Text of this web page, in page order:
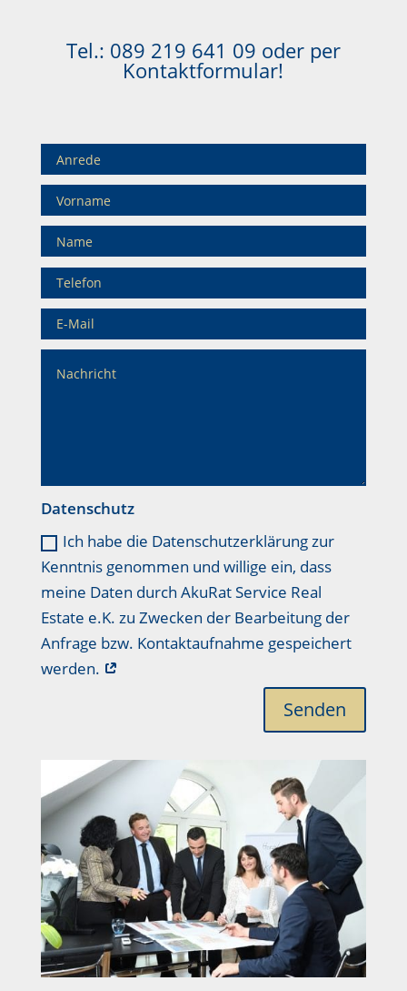
Tel.: 089 219 641 09 oder per
Kontaktformular!
Datenschutz
Ich habe die Datenschutzerklärung zur
Kenntnis genommen und willige ein, dass
meine Daten durch AkuRat Service Real
Estate e.K. zu Zwecken der Bearbeitung der
Anfrage bzw. Kontaktaufnahme gespeichert
werden.
Senden